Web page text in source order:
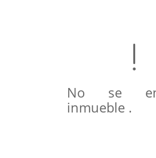
No se
inmueble .